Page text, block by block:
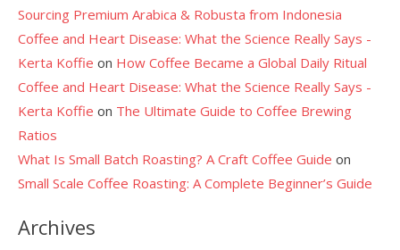
Sourcing Premium Arabica & Robusta from Indonesia
Coffee and Heart Disease: What the Science Really Says -
Kerta Koffie on How Coffee Became a Global Daily Ritual
Coffee and Heart Disease: What the Science Really Says -
Kerta Koffie on The Ultimate Guide to Coffee Brewing
Ratios
What Is Small Batch Roasting? A Craft Coffee Guide on
Small Scale Coffee Roasting: A Complete Beginner’s Guide
Archives